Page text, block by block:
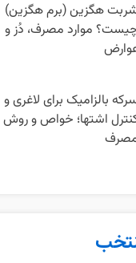
هگزین (برم هگزین)
موارد مصرف، دُز و
بالزامیک برای لاغری و
اشتها؛ خواص و روش